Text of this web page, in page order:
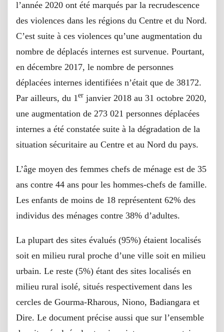
l’année 2020 ont été marqués par la recrudescence
des violences dans les régions du Centre et du Nord.
C’est suite à ces violences qu’une augmentation du
nombre de déplacés internes est survenue. Pourtant,
en décembre 2017, le nombre de personnes
déplacées internes identifiées n’était que de 38172.
Par ailleurs, du 1er janvier 2018 au 31 octobre 2020,
une augmentation de 273 021 personnes déplacées
internes a été constatée suite à la dégradation de la
situation sécuritaire au Centre et au Nord du pays.
L’âge moyen des femmes chefs de ménage est de 35
ans contre 44 ans pour les hommes-chefs de famille.
Les enfants de moins de 18 représentent 62% des
individus des ménages contre 38% d’adultes.
La plupart des sites évalués (95%) étaient localisés
soit en milieu rural proche d’une ville soit en milieu
urbain. Le reste (5%) étant des sites localisés en
milieu rural isolé, situés respectivement dans les
cercles de Gourma-Rharous, Niono, Badiangara et
Dire. Le document précise aussi que sur l’ensemble